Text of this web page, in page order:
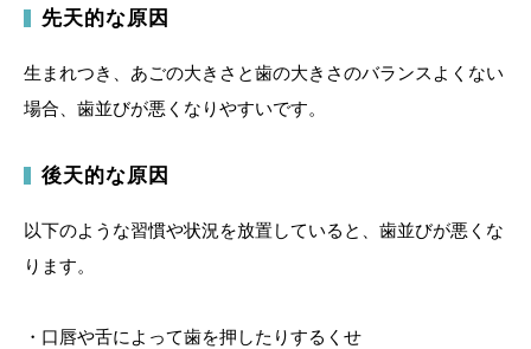
先天的な原因
生まれつき、あごの大きさと歯の大きさのバランスよくない
場合、歯並びが悪くなりやすいです。
後天的な原因
以下のような習慣や状況を放置していると、歯並びが悪くな
ります。
・口唇や舌によって歯を押したりするくせ